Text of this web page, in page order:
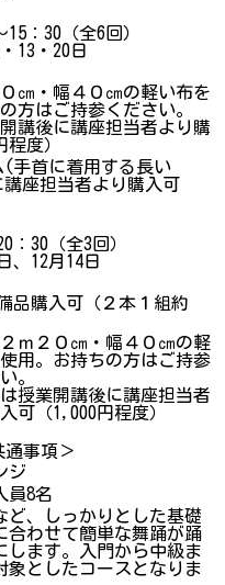
：30（全6回）
13・20日
㎝・幅４０㎝の軽い布を
方はご持参ください。
講後に講座担当者より購
程度）
手首に着用する長い
座担当者より購入可
30（全3回）
、12月14日
品購入可（２本１組約
ｍ２０㎝・幅４０㎝の軽
用。お持ちの方はご持参
。
授業開講後に講座担当者
可（1,000円程度）
通事項＞
ジ
8名
ど、しっかりとした基礎
合わせて簡単な舞踊が踊
します。入門から中級ま
象としたコースとなりま